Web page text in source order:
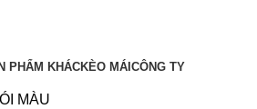
PHẨM KHÁCKÈO MÁI CÔNG TY